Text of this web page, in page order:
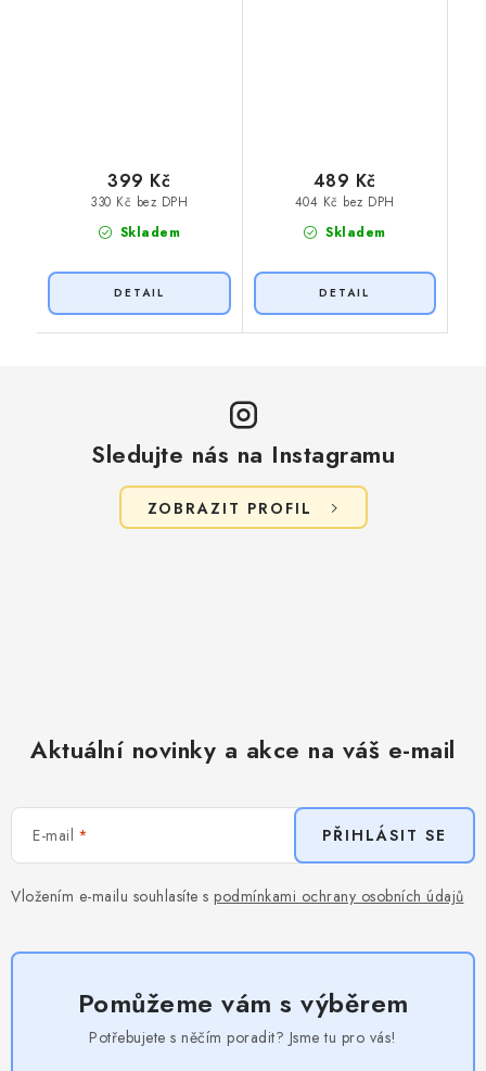
Skladem
330 Kč bez DPH
399 Kč
Skladem
404 Kč bez DPH
489 Kč
Sledujte nás na Instagramu
ZOBRAZIT PROFIL
Aktuální novinky a akce na váš e-mail
E-mail
Vložením e-mailu souhlasíte s podmínkami ochrany osobních údajů
PŘIHLÁSIT SE
Pomůžeme vám s výběrem
Potřebujete s něčím poradit? Jsme tu pro vás!